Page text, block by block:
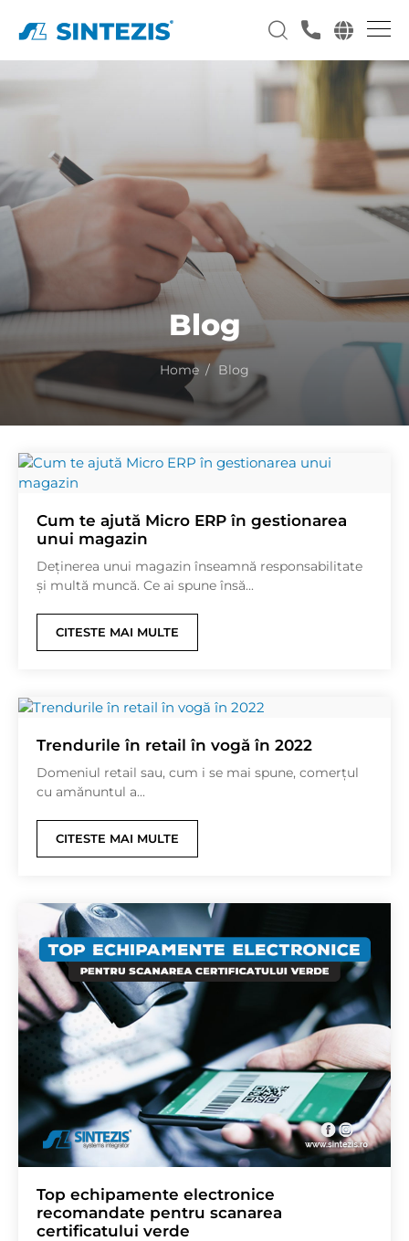
Blog
Home Blog
Cum te ajută Micro ERP în gestionarea
unui magazin
Deținerea unui magazin înseamnă responsabilitate
și multă muncă. Ce ai spune însă...
CITESTE MAI MULTE
Trendurile în retail în vogă în 2022
Domeniul retail sau, cum i se mai spune, comerțul
cu amănuntul a...
CITESTE MAI MULTE
Top echipamente electronice
recomandate pentru scanarea
certificatului verde